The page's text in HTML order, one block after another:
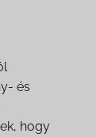
és
hogy